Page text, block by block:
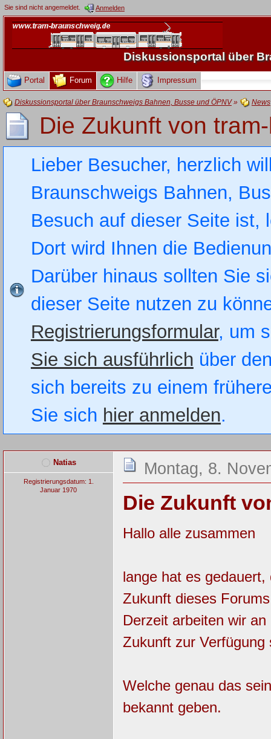
Sie sind nicht angemeldet. Anmelden
Diskussionsportal über
Portal Forum Hilfe Impressum
Diskussionsportal über Braunschweigs Bahnen, Busse und ÖPNV» News
Die Zukunft von
Lieber Besucher, herzlich
Braunschweigs Bahnen,
Besuch auf dieser Seite
Dort wird Ihnen die
Darüber hinaus sollten Sie
dieser Seite nutzen zu
Registrierungsformular, um
Sie sich ausführlich über
sich bereits zu einem
Sie sich hier anmelden.
Natias
Registrierungsdatum: 1.
Januar 1970
Montag, 8.
Die Zukunft
Hallo alle zusammen
lange hat es
Zukunft dieses
Derzeit arbeiten wir
Zukunft zur Verfügung
Welche genau das
bekannt geben.